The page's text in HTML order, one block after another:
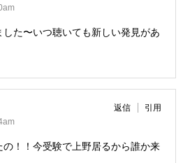
た〜いつ聴いても新しい発見があ
返信 引用
の！！今受験で上野居るから誰か来